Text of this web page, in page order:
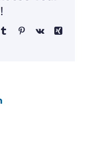
TumblrPinterestVk
Xing